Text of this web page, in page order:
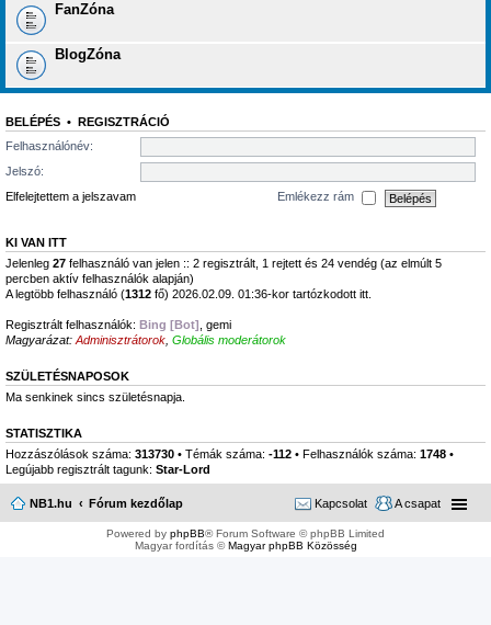
FanZóna
BlogZóna
BELÉPÉS • REGISZTRÁCIÓ
Felhasználónév:
Jelszó:
Elfelejtettem a jelszavam
Emlékezz rám
KI VAN ITT
Jelenleg 27 felhasználó van jelen :: 2 regisztrált, 1 rejtett és 24 vendég (az elmúlt 5
percben aktív felhasználók alapján)
A legtöbb felhasználó (1312 fő) 2026.02.09. 01:36-kor tartózkodott itt.
Regisztrált felhasználók: Bing [Bot] gemi
Magyarázat: Adminisztrátorok Globális moderátorok
SZÜLETÉSNAPOSOK
Ma senkinek sincs születésnapja.
STATISZTIKA
Hozzászólások száma: 313730 • Témák száma: -112 • Felhasználók száma: 1748 •
Legújabb regisztrált tagunk: Star-Lord
NB1.hu Fórum kezdőlap A csapat
Kapcsolat
Powered by phpBB® Forum Software © phpBB Limited
Magyar fordítás ©Magyar phpBB Közösség